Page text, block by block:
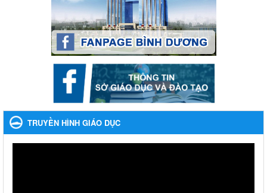
Lần thứ VIII, năm học 2023-2024
Ngày ban hành: 28/12/2023
Phối hợp rà soát nhu cầu tiêm vắc xin phòng Covid 19
Phối hợp rà soát nhu cầu tiêm vắc xin phòng Covid 19
Ngày ban hành: 22/11/2023
Phát động, triển khai Cuộc thi " An toàn giao thông cho nụ
cười ngày mai" dành cho học sinh và giáo viên trung học
năm học 2023-2024
Phát động, triển khai Cuộc thi " An toàn giao thông cho nụ cười
TRUYỀN HÌNH GIÁO DỤC